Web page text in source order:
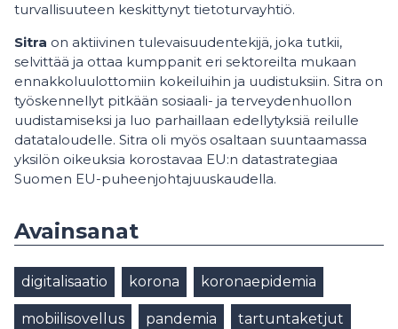
turvallisuuteen keskittynyt tietoturvayhtiö.
Sitra on aktiivinen tulevaisuudentekijä, joka tutkii,
selvittää ja ottaa kumppanit eri sektoreilta mukaan
ennakkoluulottomiin kokeiluihin ja uudistuksiin. Sitra on
työskennellyt pitkään sosiaali- ja terveydenhuollon
uudistamiseksi ja luo parhaillaan edellytyksiä reilulle
datataloudelle. Sitra oli myös osaltaan suuntaamassa
yksilön oikeuksia korostavaa EU:n datastrategiaa
Suomen EU-puheenjohtajuuskaudella.
Avainsanat
digitalisaatio korona koronaepidemia
mobiilisovellus pandemia tartuntaketjut